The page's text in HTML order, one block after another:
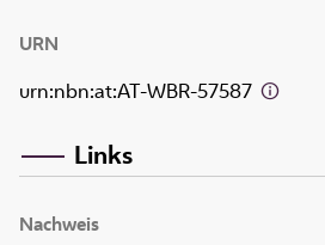
URN
urn:nbn:at:AT-WBR-57587
Links
Nachweis